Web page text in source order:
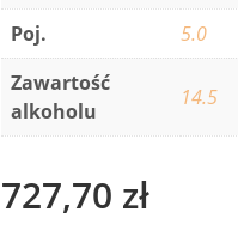
Poj.
5.0
Zawartość
alkoholu
14.5
727,70 zł